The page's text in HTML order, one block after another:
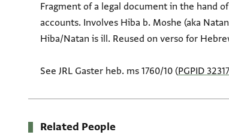
Fragment of a legal document in the hand
accounts. Involves Hiba b. Moshe (aka
Hiba/Natan is ill. Reused on verso for
See JRL Gaster heb. ms 1760/10 (PGPID 32317
Related People